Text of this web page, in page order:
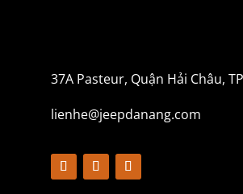
37A Pasteur, Quận Hải Châu,
lienhe@jeepdanang.com